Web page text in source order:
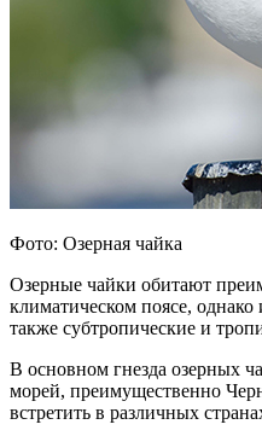
Фото: Озерная чайка
Озерные чайки обитают
климатическом поясе,
также субтропические и
В основном гнезда озерных
морей, преимущественно
встретить в различных